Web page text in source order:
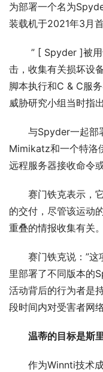
为部署一个名为
装载机于2021年3月首
” [ Spyder ]被
击，收集有关损坏设
脚本执行和C & C服
威胁研究小组当时指出
与Spyder一起部
Mimikatz和一个特洛
远程服务器接收命令
赛门铁克表示，
的交付，尽管该运动
重叠的情报收集有关。
赛门铁克说：”
里部署了不同版本的
活动背后的行为者是
段时间内对受害者网
温蒂的目标是斯
作为Winnti技术